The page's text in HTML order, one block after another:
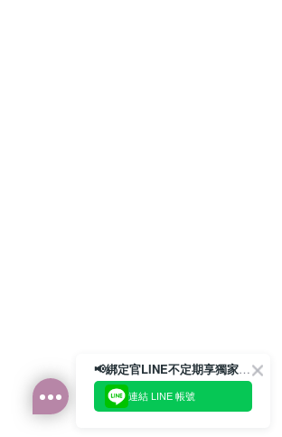
📢綁定官LINE不定期享獨家優惠券
連結 LINE 帳號